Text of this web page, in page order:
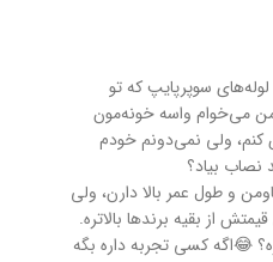
سوپرپایپ که تو
می‌خوام واسه خونه‌مون
ولی نمی‌دونم خودم
نصاب بیاد؟
و طول عمر بالا دارن، ولی
از بقیه برندها بالاتره.
😂اگه کسی تجربه داره بگه